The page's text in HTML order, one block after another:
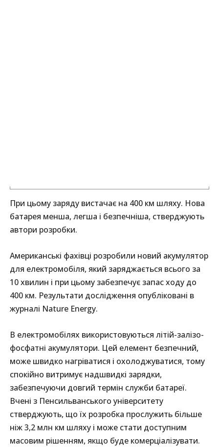
При цьому заряду вистачає на 400 км шляху. Нова
батарея менша, легша і безпечніша, стверджують
автори розробки.
Американські фахівці розробили новий акумулятор
для електромобіля, який заряджається всього за
10 хвилин і при цьому забезпечує запас ходу до
400 км. Результати дослідження опубліковані в
журналі Nature Energy.
В електромобілях використовуються літій-залізо-
фосфатні акумулятори. Цей елемент безпечний,
може швидко нагріватися і охолоджуватися, тому
спокійно витримує надшвидкі зарядки,
забезпечуючи довгий термін служби батареї.
Вчені з Пенсильванського університету
стверджують, що їх розробка прослужить більше
ніж 3,2 млн км шляху і може стати доступним
масовим рішенням, якщо буде комерціалізувати.